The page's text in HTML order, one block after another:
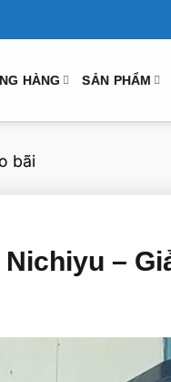
HÀNG SẢN PHẨM
bãi
Nichiyu –